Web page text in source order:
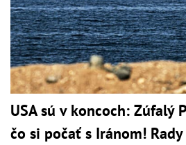
USA sú v koncoch: Zúfalý
čo si počať s Iránom!